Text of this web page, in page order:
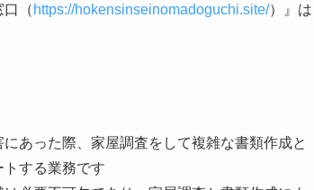
（ https://hokensinseinomadoguchi.site/）』は
あった際、家屋調査をして複雑な書類作成と
する業務です